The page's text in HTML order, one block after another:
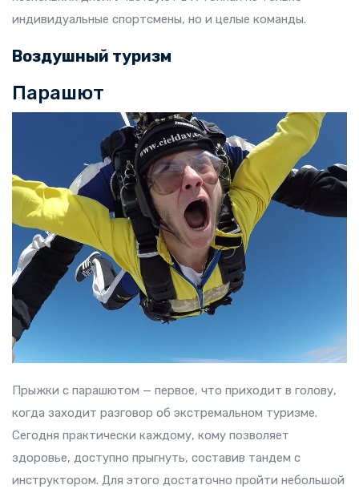
индивидуальные спортсмены, но и целые команды.
Воздушный туризм
Парашют
Прыжки с парашютом — первое, что приходит в голову,
когда заходит разговор об экстремальном туризме.
Сегодня практически каждому, кому позволяет
здоровье, доступно прыгнуть, составив тандем с
инструктором. Для этого достаточно пройти небольшой